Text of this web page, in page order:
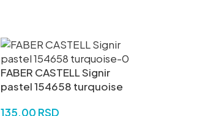
FABER CASTELL Signir
pastel 154658 turquoise
135,00 RSD